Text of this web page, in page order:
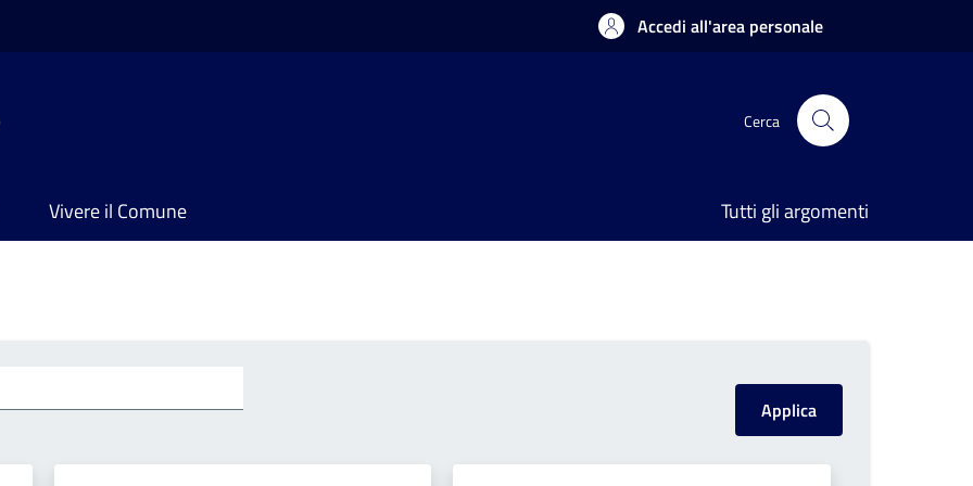
Accedi all'area personale
Cerca
Vivere il Comune Tutti gli argomenti